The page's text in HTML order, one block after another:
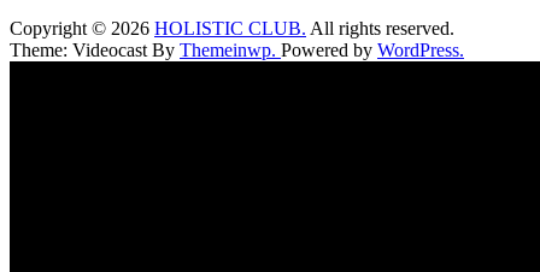
Copyright © 2026 HOLISTIC CLUB. All rights reserved.
Theme: Videocast By Themeinwp. Powered by WordPress.